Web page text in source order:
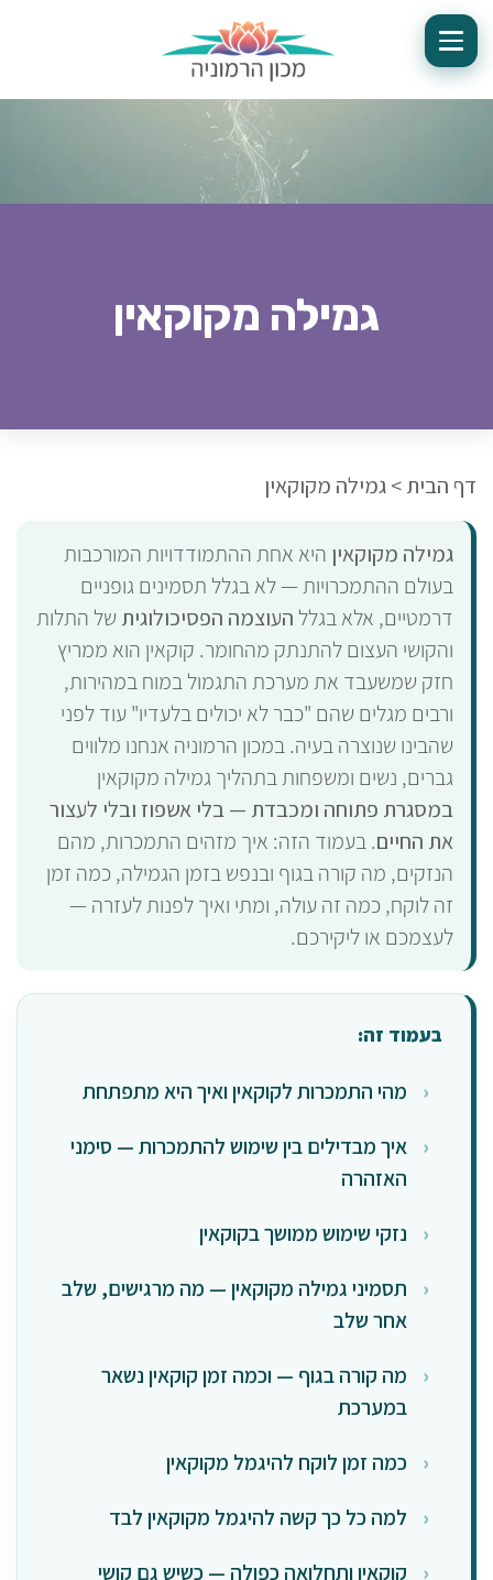
גמילה מקוקאין
דף הבית>גמילה מקוקאין
גמילה מקוקאין היא אחת ההתמודדויות המורכבות
בעולם ההתמכרויות — לא בגלל תסמינים גופניים
דרמטיים, אלא בגלל העוצמה הפסיכולוגית של התלות
והקושי העצום להתנתק מהחומר. קוקאין הוא ממריץ
חזק שמשעבד את מערכת התגמול במוח במהירות,
ורבים מגלים שהם "כבר לא יכולים בלעדיו" עוד לפני
שהבינו שנוצרה בעיה. במכון הרמוניה אנחנו מלווים
גברים, נשים ומשפחות בתהליך גמילה מקוקאין
במסגרת פתוחה ומכבדת — בלי אשפוז ובלי לעצור
את החיים. בעמוד הזה: איך מזהים התמכרות, מהם
הנזקים, מה קורה בגוף ובנפש בזמן הגמילה, כמה זמן
זה לוקח, כמה זה עולה, ומתי ואיך לפנות לעזרה —
לעצמכם או ליקירכם.
בעמוד זה:
מהי התמכרות לקוקאין ואיך היא מתפתחת
איך מבדילים בין שימוש להתמכרות — סימני
האזהרה
נזקי שימוש ממושך בקוקאין
תסמיני גמילה מקוקאין — מה מרגישים, שלב
אחר שלב
מה קורה בגוף — וכמה זמן קוקאין נשאר
במערכת
כמה זמן לוקח להיגמל מקוקאין
למה כל כך קשה להיגמל מקוקאין לבד
קוקאין ותחלואה כפולה — כשיש גם קושי